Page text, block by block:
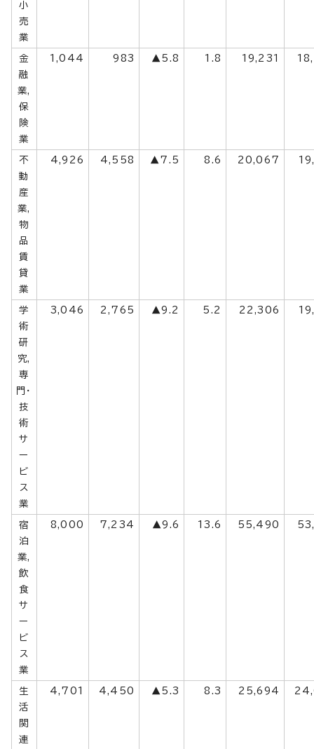
小
売
業
金
融
業,
保
険
業
1,044 983 ▲5.8 1.8 19,231
不
動
産
業,
物
品
賃
貸
業
4,926 4,558 ▲7.5 8.6 20,067
学
術
研
究,
専
門・
技
術
サ
ー
ビ
ス
業
3,046 2,765 ▲9.2 5.2 22,306
宿
泊
業,
飲
食
サ
ー
ビ
ス
業
8,000 7,234 ▲9.6 13.6 55,490
生
活
関
連
4,701 4,450 ▲5.3 8.3 25,694